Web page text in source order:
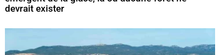
devrait exister